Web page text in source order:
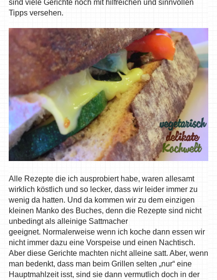
sind viele Gerichte noch mit hilfreichen und sinnvollen
Tipps versehen.
Alle Rezepte die ich ausprobiert habe, waren allesamt
wirklich köstlich und so lecker, dass wir leider immer zu
wenig da hatten. Und da kommen wir zu dem einzigen
kleinen Manko des Buches, denn die Rezepte sind nicht
unbedingt als alleinige Sattmacher
geeignet. Normalerweise wenn ich koche dann essen wir
nicht immer dazu eine Vorspeise und einen Nachtisch.
Aber diese Gerichte machten nicht alleine satt. Aber, wenn
man bedenkt, dass man beim Grillen selten „nur“ eine
Hauptmahlzeit isst, sind sie dann vermutlich doch in der